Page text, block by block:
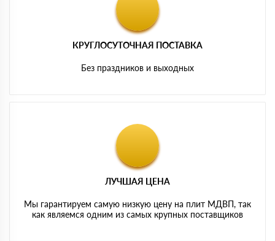
КРУГЛОСУТОЧНАЯ ПОСТАВКА
Без праздников и выходных
ЛУЧШАЯ ЦЕНА
Мы гарантируем самую низкую цену на плит МДВП, так
как являемся одним из самых крупных поставщиков